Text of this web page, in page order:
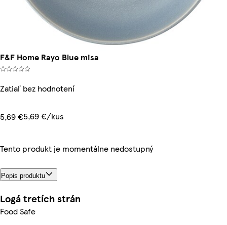
F&F Home Rayo Blue misa
Zatiaľ bez hodnotení
5,69 €5,69 €/kus
Tento produkt je momentálne nedostupný
Popis produktu
Logá tretích strán
Food Safe